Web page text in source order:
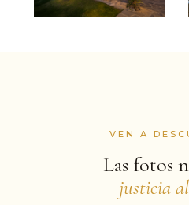
VEN A
Las fotos
justicia